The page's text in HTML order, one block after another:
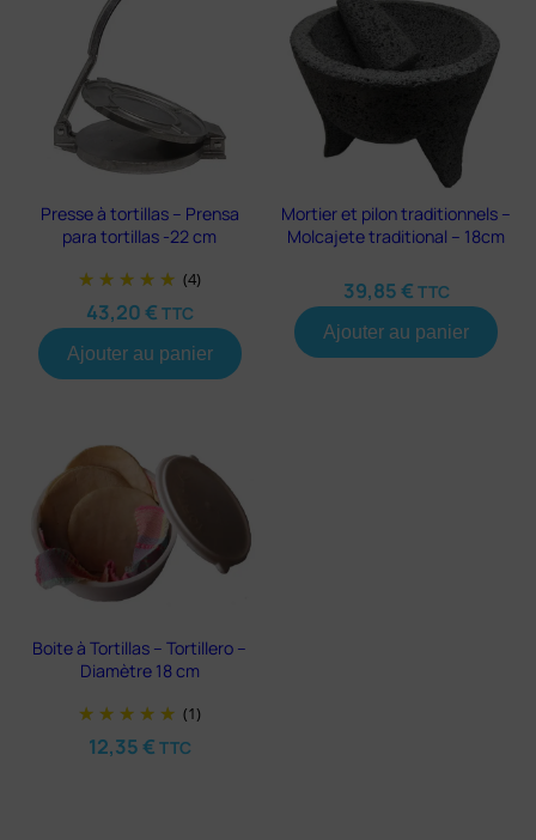
Presse à tortillas – Prensa
para tortillas -22 cm
(4)
43,20€ TTC
Ajouter au panier
Mortier et pilon traditionnels –
Molcajete traditional – 18cm
39,85€ TTC
Ajouter au panier
Boite à Tortillas – Tortillero –
Diamètre 18 cm
(1)
12,35€ TTC